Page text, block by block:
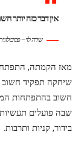
אין דבר כזה יותר
שירה לוי –
מאז הקמתה,
שיחקה תפקיד חשוב
חשוב בהתפתחות
שבה פועלים תעשיות
בידור, קניות ותרבות.